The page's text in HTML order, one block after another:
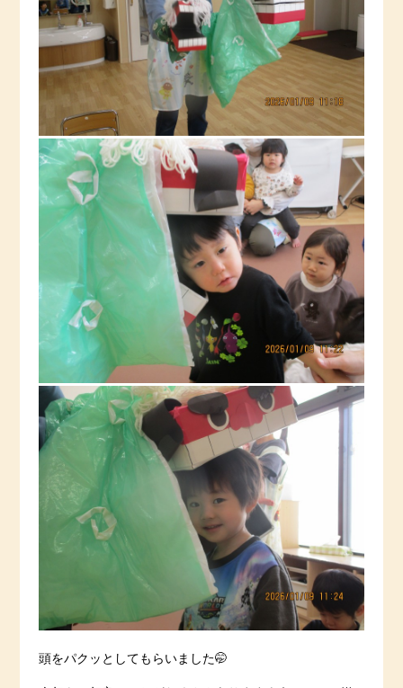
頭をパクッとしてもらいました🤭